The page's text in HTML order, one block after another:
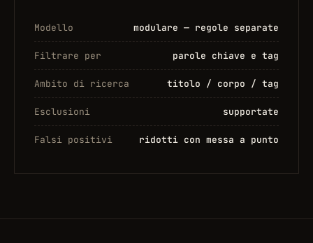
Modello modulare — regole separate
Filtrare per parole chiave e tag
Ambito di ricerca titolo / corpo / tag
Esclusioni supportate
Falsi positivi ridotti con messa a punto